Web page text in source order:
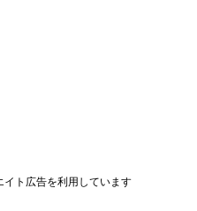
イト広告を利用しています